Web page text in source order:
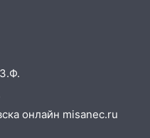
закрытым до
гороскоп
с
онлайн misanec.ru